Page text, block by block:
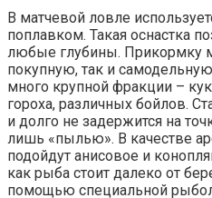
В матчевой ловле
поплавком. Такая оснастка
любые глубины. Прикормку
покупную, так и
много крупной фракции –
гороха, различных бойлов.
и долго не задержится на
лишь «пылью». В качестве
подойдут анисовое и
как рыба стоит далеко от
помощью специальной